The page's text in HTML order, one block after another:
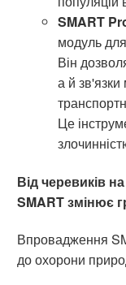
SMART
модуль
Він
а й
Це
Від черевиків
SMART змінює
Впровадження
до охорони